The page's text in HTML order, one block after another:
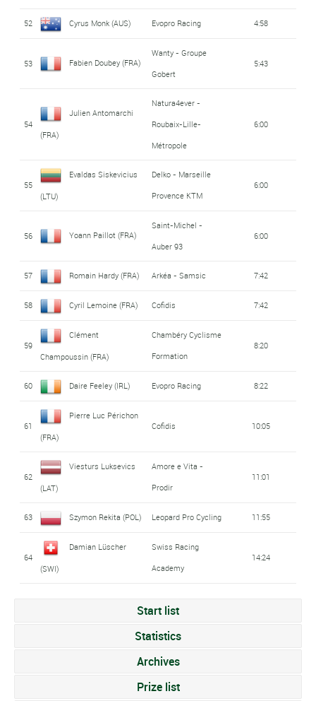
52 Cyrus Monk (AUS) Evopro Racing 4:58
53 Fabien Doubey (FRA)
Wanty - Groupe
Gobert
5:43
54
Julien Antomarchi
(FRA)
Natura4ever -
Roubaix-Lille-
Métropole
6:00
55
Evaldas Siskevicius
(LTU)
Delko - Marseille
Provence KTM
6:00
56 Yoann Paillot (FRA)
Saint-Michel -
Auber 93
6:00
57 Romain Hardy (FRA) Arkéa - Samsic 7:42
58 Cyril Lemoine (FRA) Cofidis 7:42
59
Clément
Champoussin (FRA)
Chambéry Cyclisme
Formation
8:20
60 Daire Feeley (IRL) Evopro Racing 8:22
61
Pierre Luc Périchon
(FRA)
Cofidis 10:05
62
Viesturs Luksevics
(LAT)
Amore e Vita -
Prodir
11:01
63 Szymon Rekita (POL) Leopard Pro Cycling 11:55
64
Damian Lüscher
(SWI)
Swiss Racing
Academy
14:24
Start list
Statistics
Archives
Prize list